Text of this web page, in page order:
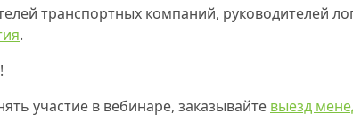
транспортных компаний, руководителей
.
участие в вебинаре, заказывайте выезд